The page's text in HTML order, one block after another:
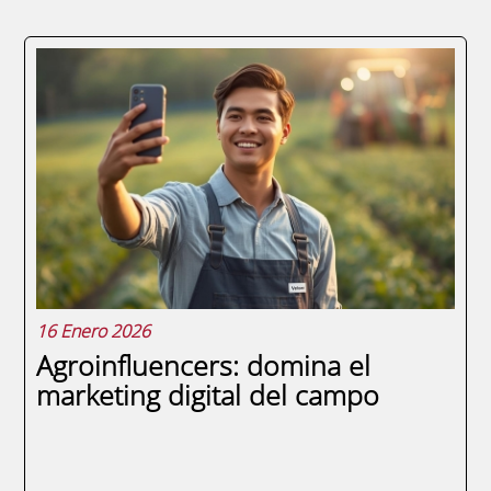
En los últimos años, la formación online ha
experimentado un boom impresionante en
España. Con el avance de la tecnología y la
creciente aceptación de este método de
aprendizaje, cada vez más personas optan
por cursar estudios a distancia. Pero,...
16 Enero 2026
Agroinfluencers: domina el
marketing digital del campo